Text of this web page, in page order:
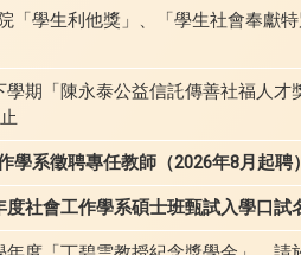
「學生利他獎」、「學生社會奉獻
學期「陳永泰公益信託傳善社福人才
學系徵聘專任教師（2026年8月起聘）
度社會工作學系碩士班甄試入學口